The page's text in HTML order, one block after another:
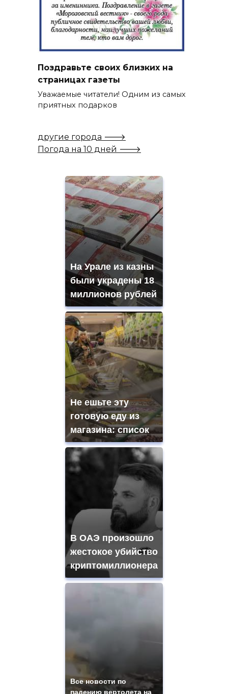
Поздравьте своих близких на
страницах газеты
Уважаемые читатели! Одним из самых
приятных подарков
другие города 🡒
Погода на 10 дней 🡒
На Урале из казны
были украдены 18
миллионов рублей
Не ешьте эту
готовую еду из
магазина: список
В ОАЭ произошло
жестокое убийство
криптомиллионера
Все новости по
падению вертолета на